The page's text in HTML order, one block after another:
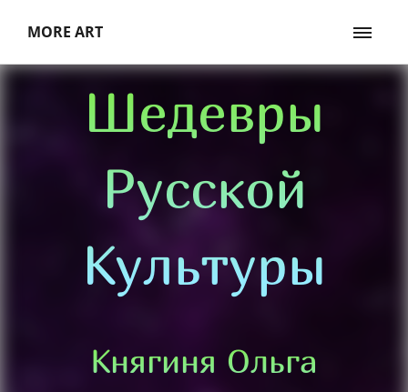
MORE ART
Шедевры
Русской
Культуры
Княгиня Ольга